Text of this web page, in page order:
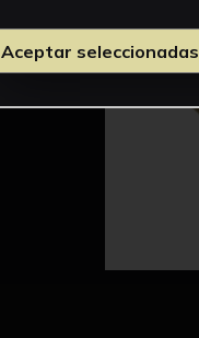
Aceptar seleccionadas